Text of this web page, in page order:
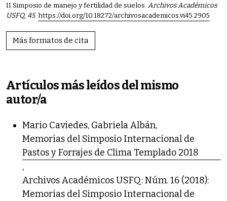
II Simposio de manejo y fertilidad de suelos. Archivos Académicos
USFQ, 45. https://doi.org/10.18272/archivosacademicos.vi45.2905
Más formatos de cita
Artículos más leídos del mismo
autor/a
Mario Caviedes, Gabriela Albán,
Memorias del Simposio Internacional de
Pastos y Forrajes de Clima Templado 2018
,
Archivos Académicos USFQ: Núm. 16 (2018):
Memorias del Simposio Internacional de